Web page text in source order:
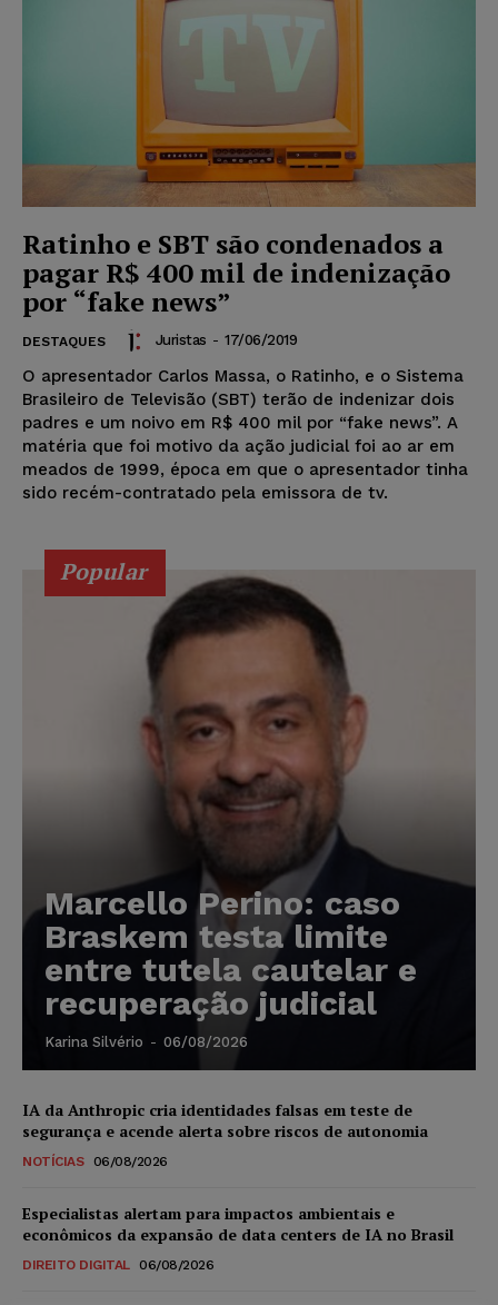
Ratinho e SBT são condenados a
pagar R$ 400 mil de indenização
por “fake news”
DESTAQUES Juristas - 17/06/2019
O apresentador Carlos Massa, o Ratinho, e o Sistema
Brasileiro de Televisão (SBT) terão de indenizar dois
padres e um noivo em R$ 400 mil por “fake news”. A
matéria que foi motivo da ação judicial foi ao ar em
meados de 1999, época em que o apresentador tinha
sido recém-contratado pela emissora de tv.
Popular
Marcello Perino: caso
Braskem testa limite
entre tutela cautelar e
recuperação judicial
Karina Silvério - 06/08/2026
IA da Anthropic cria identidades falsas em teste de
segurança e acende alerta sobre riscos de autonomia
NOTÍCIAS 06/08/2026
Especialistas alertam para impactos ambientais e
econômicos da expansão de data centers de IA no Brasil
DIREITO DIGITAL 06/08/2026